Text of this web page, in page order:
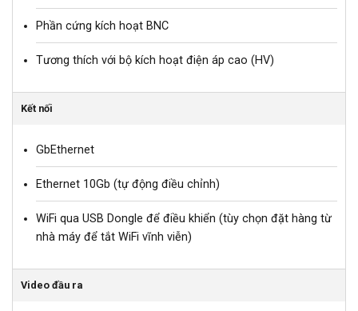
Phần cứng kích hoạt BNC
Tương thích với bộ kích hoạt điện áp cao (HV)
Kết nối
GbEthernet
Ethernet 10Gb (tự động điều chỉnh)
WiFi qua USB Dongle để điều khiển (tùy chọn đặt hàng từ
nhà máy để tắt WiFi vĩnh viễn)
Video đầu ra